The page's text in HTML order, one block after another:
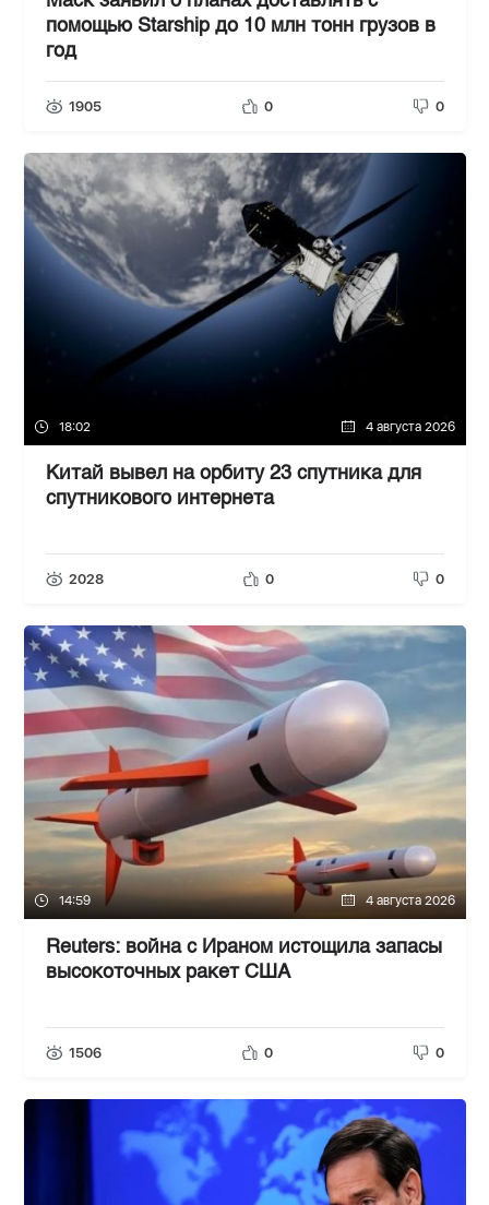
помощью Starship до 10 млн тонн грузов в
год
1905 0 0
18:02 4 августа 2026
Китай вывел на орбиту 23 спутника для
спутникового интернета
2028 0 0
14:59 4 августа 2026
Reuters: война с Ираном истощила запасы
высокоточных ракет США
1506 0 0